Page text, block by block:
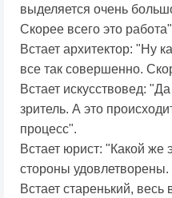
выделяется очень
Скорее всего это
Встает архитектор: "Ну
все так совершенно.
Встает искусствовед:
зритель. А это
процесс".
Встает юрист: "Какой же
стороны удовлетворены.
Встает старенький,